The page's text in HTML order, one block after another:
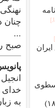
چنان
...
صبح روز
انجیل
خدای
به
ارسطوی
*زنانی که شکست را شکست دادند (۱۸)